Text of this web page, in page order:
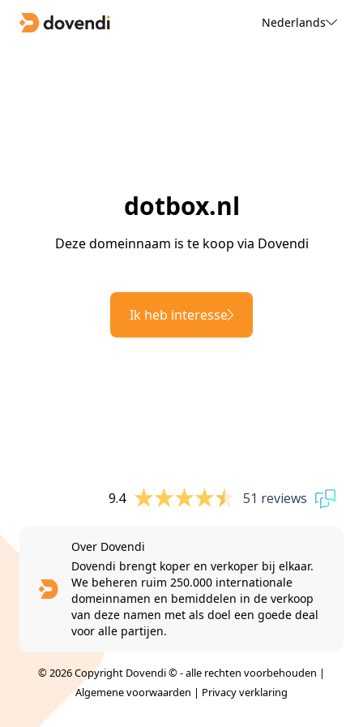
Nederlands
dotbox.nl
Deze domeinnaam is te koop via Dovendi
Ik heb interesse
9.4 51 reviews
Over Dovendi
Dovendi brengt koper en verkoper bij elkaar.
We beheren ruim 250.000 internationale
domeinnamen en bemiddelen in de verkoop
van deze namen met als doel een goede deal
voor alle partijen.
© 2026 Copyright Dovendi © - alle rechten voorbehouden |
Algemene voorwaarden | Privacy verklaring